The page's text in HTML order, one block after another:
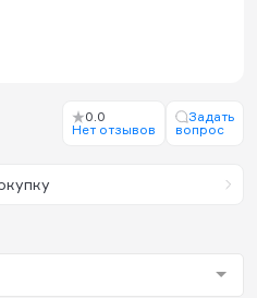
0.0
Нет отзывов
Задать
вопрос